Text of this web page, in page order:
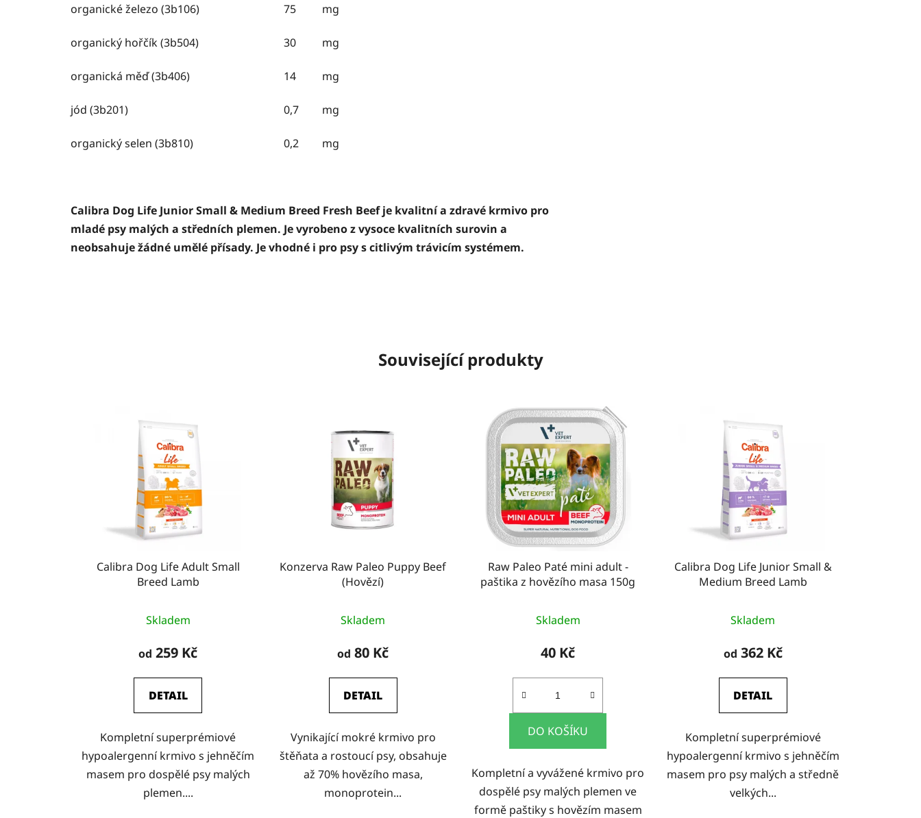
organické železo (3b106) 75 mg
organický hořčík (3b504) 30 mg
organická měď (3b406) 14 mg
jód (3b201) 0,7 mg
organický selen (3b810) 0,2 mg
Calibra Dog Life Junior Small & Medium Breed Fresh Beef je kvalitní a zdravé krmivo pro
mladé psy malých a středních plemen. Je vyrobeno z vysoce kvalitních surovin a
neobsahuje žádné umělé přísady. Je vhodné i pro psy s citlivým trávicím systémem.
Související produkty
Calibra Dog Life Adult Small
Breed Lamb
Skladem
od 259 Kč
DETAIL
Kompletní superprémiové
hypoalergenní krmivo s jehněčím
masem pro dospělé psy malých
plemen....
Konzerva Raw Paleo Puppy Beef
(Hovězí)
Skladem
od 80 Kč
DETAIL
Vynikající mokré krmivo pro
štěňata a rostoucí psy, obsahuje
až 70% hovězího masa,
monoprotein...
Raw Paleo Paté mini adult -
paštika z hovězího masa 150g
Skladem
40 Kč
DO KOŠÍKU
Kompletní a vyvážené krmivo pro
dospělé psy malých plemen ve
formě paštiky s hovězím masem
Calibra Dog Life Junior Small &
Medium Breed Lamb
Skladem
od 362 Kč
DETAIL
Kompletní superprémiové
hypoalergenní krmivo s jehněčím
masem pro psy malých a středně
velkých...